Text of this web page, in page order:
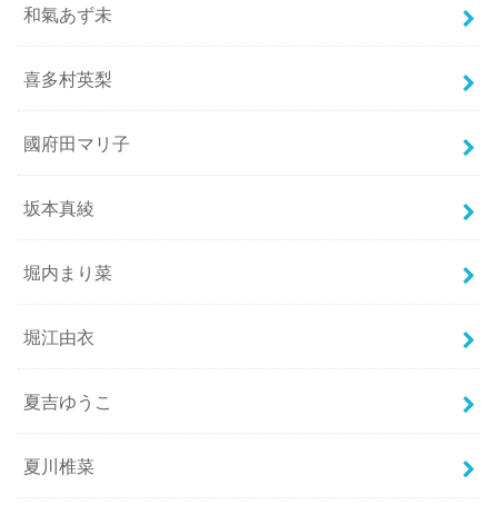
和氣あず未
喜多村英梨
國府田マリ子
坂本真綾
堀内まり菜
堀江由衣
夏吉ゆうこ
夏川椎菜